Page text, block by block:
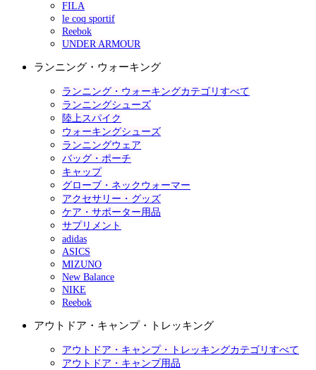
FILA
le coq sportif
Reebok
UNDER ARMOUR
ランニング・ウォーキング
ランニング・ウォーキングカテゴリすべて
ランニングシューズ
陸上スパイク
ウォーキングシューズ
ランニングウェア
バッグ・ポーチ
キャップ
グローブ・ネックウォーマー
アクセサリー・グッズ
ケア・サポーター用品
サプリメント
adidas
ASICS
MIZUNO
New Balance
NIKE
Reebok
アウトドア・キャンプ・トレッキング
アウトドア・キャンプ・トレッキングカテゴリすべて
アウトドア・キャンプ用品